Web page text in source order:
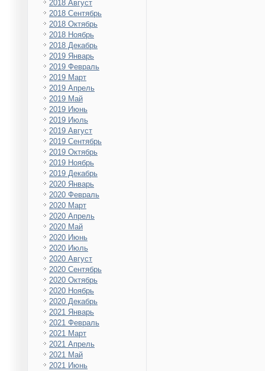
2018 Август
2018 Сентябрь
2018 Октябрь
2018 Ноябрь
2018 Декабрь
2019 Январь
2019 Февраль
2019 Март
2019 Апрель
2019 Май
2019 Июнь
2019 Июль
2019 Август
2019 Сентябрь
2019 Октябрь
2019 Ноябрь
2019 Декабрь
2020 Январь
2020 Февраль
2020 Март
2020 Апрель
2020 Май
2020 Июнь
2020 Июль
2020 Август
2020 Сентябрь
2020 Октябрь
2020 Ноябрь
2020 Декабрь
2021 Январь
2021 Февраль
2021 Март
2021 Апрель
2021 Май
2021 Июнь